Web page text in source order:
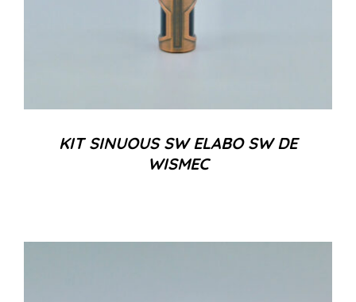
KIT SINUOUS SW ELABO SW DE
WISMEC